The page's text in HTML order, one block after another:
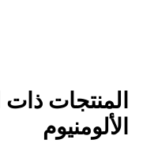
الألومنيوم